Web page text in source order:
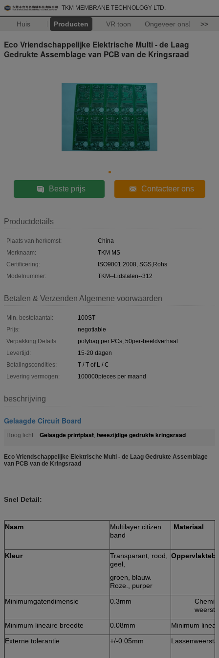
TKM MEMBRANE TECHNOLOGY LTD.
Huis Producten VR toon Ongeveer ons >>
Eco Vriendschappelijke Elektrische Multi - de Laag
Gedrukte Assemblage van PCB van de Kringsraad
Beste prijs Contacteer ons
Productdetails
Plaats van herkomst:
China
Merknaam:
TKM MS
Certificering:
ISO9001:2008, SGS,Rohs
Modelnummer:
TKM--Lidstaten--312
Betalen & Verzenden Algemene voorwaarden
Min. bestelaantal:
100ST
Prijs:
negotiable
Verpakking Details:
polybag per PCs, 50per-beeldverhaal
Levertijd:
15-20 dagen
Betalingscondities:
T / T of L / C
Levering vermogen:
100000pieces per maand
beschrijving
Gelaagde Circuit Board
Hoog licht: Gelaagde printplaat, tweezijdige gedrukte kringsraad
Eco Vriendschappelijke Elektrische Multi - de Laag Gedrukte Assemblage
van PCB van de Kringsraad
Snel Detail:
Naam
Multilayer citizen
band
Materiaal
Kleur
Transparant, rood,
geel,
groen, blauw.
Roze., purper
Minimumgatendimensie 0.3mm
Minimum lineaire breedte
0.08mm
Minimum
Externe tolerantie
+/-0.05mm